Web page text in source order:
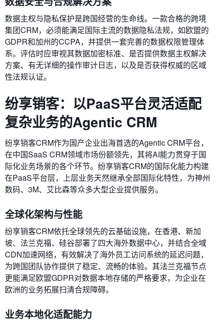
数据主权与隐私保护是跨国经营的生命线。一款合格的跨境
集团CRM，必须能满足国际主流的数据隐私法规，如欧盟的
GDPR和加州的CCPA，并提供一套完善的数据权限管理体
系。评估时应审视其数据加密标准、是否提供数据主权解决
方案、有无详细的操作审计日志，以及是否获得权威的区域
性法规认证。
纷享销客：以PaaS平台灵活适配
复杂业务的Agentic CRM
纷享销客CRM作为国产企业出海首选的Agentic CRM平台，
在中国SaaS CRM领域市场份额领先，其将AI能力贯穿于国
际化业务场景的各个环节。纷享销客CRM的国际化能力构建
在PaaS平台层，上层业务天然继承全部国际化特性，为神州
数码、3M、艾比森等众多大型企业提供服务。
全球化架构与性能
纷享销客CRM依托全球领先的云基础设施，在香港、新加
坡、法兰克福、硅谷部署了四大海外数据中心，并结合全域
CDN加速网络，有效解决了海外员工访问系统的延迟问题，
为跨国团队协作提供了稳定、流畅的体验。其法兰克福节点
更能满足欧盟GDPR对数据本地存储的严格要求，为企业在
欧洲的业务拓展扫清合规障碍。
业务本地化适配能力